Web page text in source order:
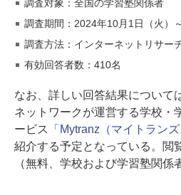
調査対象：全国の学習塾関係者
調査期間：2024年10月1日（火）
調査方法：インターネットリサー
有効回答者数：410名
なお、詳しい回答結果について
ネットワークが運営する学校・
ービス
「Mytranz（マイトランズ
紹介する予定となっている。閲
（無料、学校および学習塾関係